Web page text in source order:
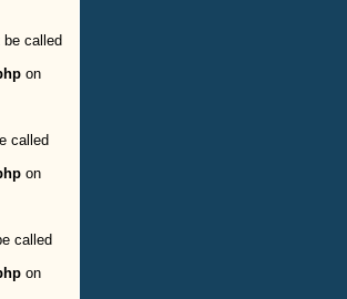
called
on
called
on
called
on